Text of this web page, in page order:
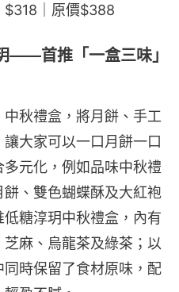
$318｜原價$388
——首推「一盒三味」
秋禮盒，將月餅、手工
大家可以一口月餅一口
元化，例如品味中秋禮
、雙色蝴蝶酥及大紅袍
糖淳玥中秋禮盒，內有
麻、烏龍茶及綠茶；以
時保留了食材原味，配